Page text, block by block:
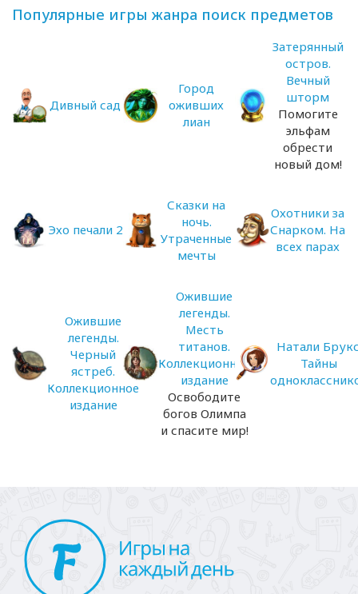
Популярные игры жанра поиск предметов
Дивный сад
Город
оживших
лиан
Затерянный
остров.
Вечный
шторм
Помогите
эльфам
обрести
новый дом!
Эхо печали 2
Сказки на
ночь.
Утраченные
мечты
Охотники за
Снарком. На
всех парах
Ожившие
легенды.
Черный
ястреб.
Коллекционное
издание
Ожившие
легенды.
Месть
титанов.
Коллекционное
издание
Освободите
богов Олимпа
и спасите мир!
Натали
Тайны